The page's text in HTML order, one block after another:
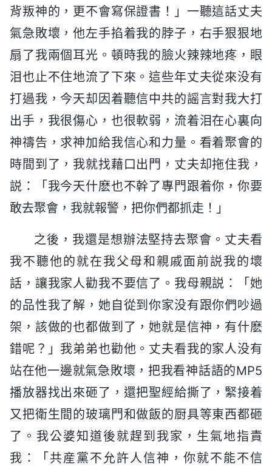
背叛神的，更不會寫保證書！」一聽這話丈夫
氣急敗壞，他左手掐着我的脖子，右手狠狠地
扇了我兩個耳光。頓時我的臉火辣辣地疼，眼
泪也止不住地流了下來。這些年丈夫從來没有
打過我，今天却因着聽信中共的謡言對我大打
出手，我很傷心，也很軟弱，流着泪在心裏向
神禱告，求神加給我信心和力量。看着聚會的
時間到了，我就找藉口出門，丈夫却拖住我，
説：「我今天什麽也不幹了專門跟着你，你要
敢去聚會，我就報警，把你們都抓走！」
之後，我還是想辦法堅持去聚會。丈夫看
我不聽他的就在我父母和親戚面前説我的壞
話，讓我家人勸我不要信了。我母親説：「她
的品性我了解，她自從到你家没有跟你們吵過
架，該做的也都做到了，她就是信神，有什麽
錯呢？」我弟弟也勸他。丈夫看我的家人没有
站在他一邊就氣急敗壞，把我看神話語的MP5
播放器找出來砸了，還把聖經給撕了，緊接着
又把衛生間的玻璃門和做飯的厨具等東西都砸
了。我公婆知道後就趕到我家，生氣地指責
我：「共産黨不允許人信神，你就不能不信